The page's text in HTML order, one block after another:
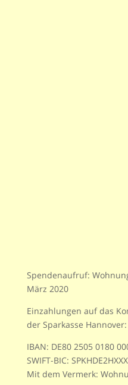
Spendenaufruf:
März 2020
Einzahlungen auf das
der Sparkasse Hannover:
IBAN: DE80 2505 0180
SWIFT-BIC: SPKHDE2HXXX
Mit dem Vermerk: